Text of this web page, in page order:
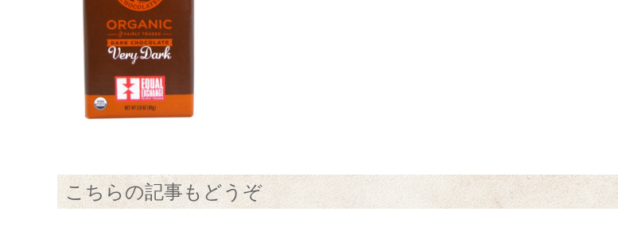
こちらの記事もどうぞ